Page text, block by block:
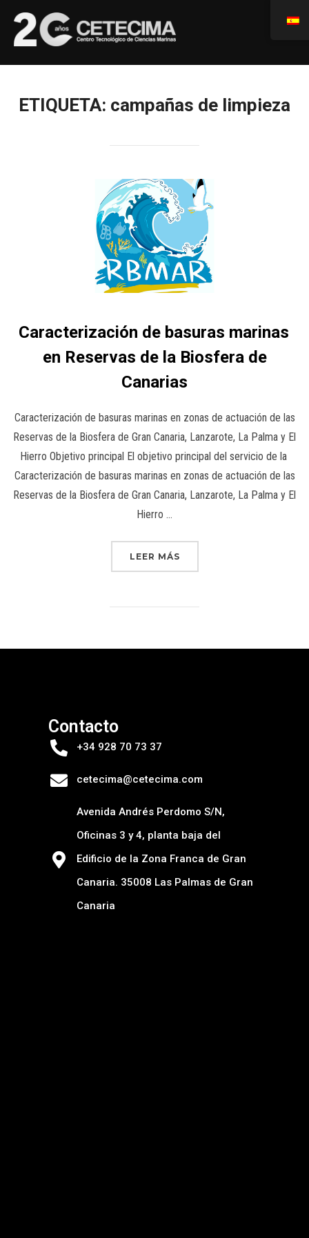
ETIQUETA: campañas de limpieza
Caracterización de basuras marinas
en Reservas de la Biosfera de
Canarias
Caracterización de basuras marinas en zonas de actuación de las
Reservas de la Biosfera de Gran Canaria, Lanzarote, La Palma y El
Hierro Objetivo principal El objetivo principal del servicio de la
Caracterización de basuras marinas en zonas de actuación de las
Reservas de la Biosfera de Gran Canaria, Lanzarote, La Palma y El
Hierro …
LEER MÁS
Contacto
+34 928 70 73 37
cetecima@cetecima.com
Avenida Andrés Perdomo S/N,
Oficinas 3 y 4, planta baja del
Edificio de la Zona Franca de Gran
Canaria. 35008 Las Palmas de Gran
Canaria